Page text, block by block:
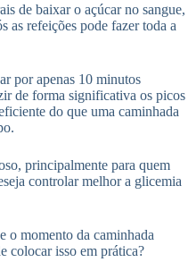
de baixar o açúcar no sangue,
as refeições pode fazer toda a
por apenas 10 minutos
de forma significativa os picos
do que uma caminhada
principalmente para quem
controlar melhor a glicemia
o momento da caminhada
colocar isso em prática?